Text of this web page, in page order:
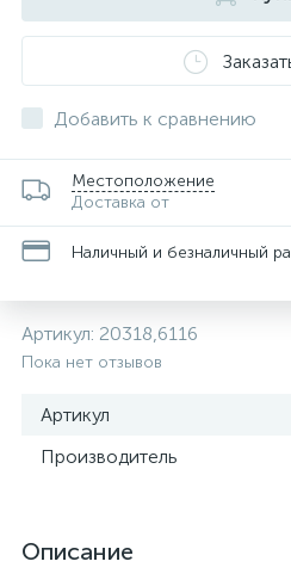
Добавить к сравнению
Местоположение
Доставка от
Наличный и безналичный
Артикул: 20318,6116
Пока нет отзывов
Артикул
Производитель
Описание